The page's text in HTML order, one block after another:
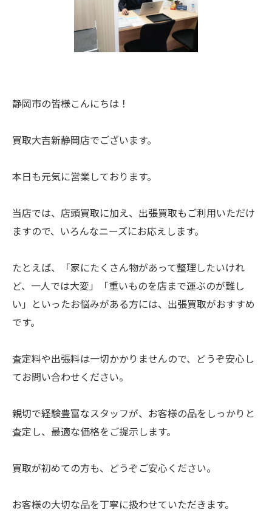
静岡市の皆様こんにちは！
買取大吉新静岡店でございます。
本日も元気に営業しております。
当店では、店頭買取に加え、出張買取もご利用いただけ
ますので、いろんなニーズにお応えします。
たとえば、「家にたくさん物があって整理したいけれ
ど、一人では大変」「重いものを店まで運ぶのが難し
い」といったお悩みがある方には、出張買取がおすすめ
です。
査定料や出張料は一切かかりませんので、どうぞ安心し
てお問い合わせください。
親切で経験豊富なスタッフが、お客様の品をしっかりと
査定し、最適な価格をご提示します。
買取が初めての方も、どうぞご安心ください。
お客様の大切な品を丁寧に扱わせていただきます。